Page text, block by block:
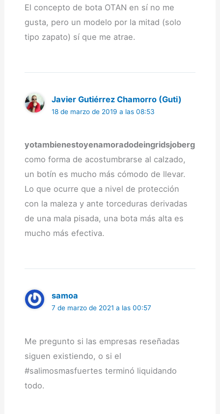
El concepto de bota OTAN en sí no me
gusta, pero un modelo por la mitad (solo
tipo zapato) sí que me atrae.
Javier Gutiérrez Chamorro (Guti)
18 de marzo de 2019 a las 08:53
yotambienestoyenamoradodeingridsjoberg
como forma de acostumbrarse al calzado,
un botín es mucho más cómodo de llevar.
Lo que ocurre que a nivel de protección
con la maleza y ante torceduras derivadas
de una mala pisada, una bota más alta es
mucho más efectiva.
samoa
7 de marzo de 2021 a las 00:57
Me pregunto si las empresas reseñadas
siguen existiendo, o si el
#salimosmasfuertes terminó liquidando
todo.